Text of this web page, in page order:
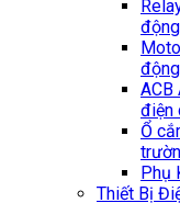
ACB
điện
Ổ
Phụ
Thiết Bị